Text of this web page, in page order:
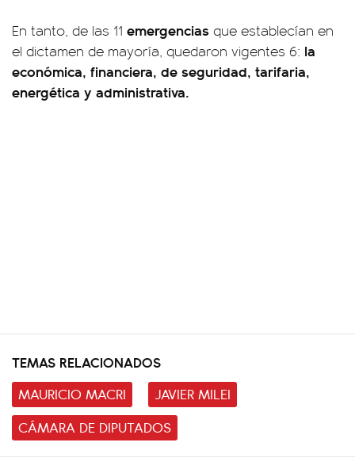
En tanto, de las 11 emergencias que establecían en
el dictamen de mayoría, quedaron vigentes 6: la
económica, financiera, de seguridad, tarifaria,
energética y administrativa.
TEMAS RELACIONADOS
MAURICIO MACRI
JAVIER MILEI
CÁMARA DE DIPUTADOS